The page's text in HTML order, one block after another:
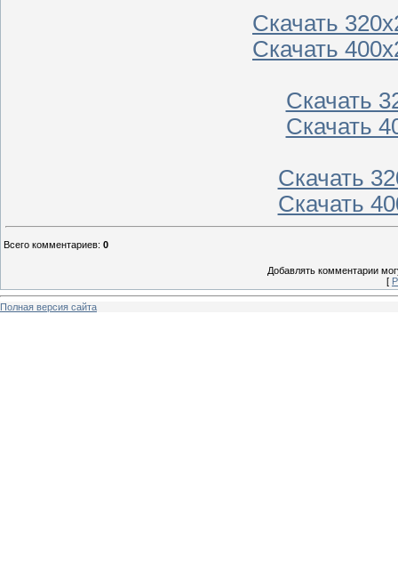
Скачать
Скачать
Скачать
Скачать
Скачать
Скачать
Всего комментариев: 0
Добавлять комментарии
[
Полная версия сайта